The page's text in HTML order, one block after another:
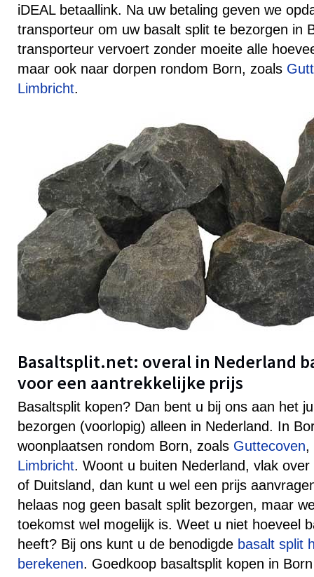
iDEAL betaallink. Na uw betaling geven we
transporteur om uw basalt split te bezorgen in
transporteur vervoert zonder moeite alle
maar ook naar dorpen rondom Born, zoals
Limbricht.
Basaltsplit.net: overal in Nederland
voor een aantrekkelijke prijs
Basaltsplit kopen? Dan bent u bij ons aan het
bezorgen (voorlopig) alleen in Nederland. In
woonplaatsen rondom Born, zoals Guttecoven,
Limbricht. Woont u buiten Nederland, vlak
of Duitsland, dan kunt u wel een prijs
helaas nog geen basalt split bezorgen, maar
toekomst wel mogelijk is. Weet u niet hoeveel
heeft? Bij ons kunt u de benodigde basalt split
berekenen. Goedkoop basaltsplit kopen in